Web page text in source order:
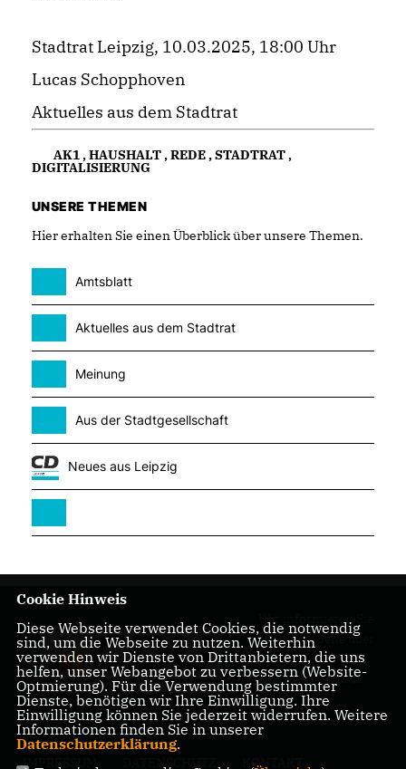
Stadtrat Leipzig, 10.03.2025, 18:00 Uhr
Lucas Schopphoven
Aktuelles aus dem Stadtrat
AK1,HAUSHALT,REDE,STADTRAT,
DIGITALISIERUNG
UNSERE THEMEN
Hier erhalten Sie einen Überblick über unsere Themen.
Amtsblatt
Aktuelles aus dem Stadtrat
Meinung
Aus der Stadtgesellschaft
Neues aus Leipzig
Wir informieren Sie
auf dieser Seite über
unsere Arbeit im
Leipziger Stadtrat.
IMPRESSUM KONTAKT
Cookie Hinweis
Diese Webseite verwendet Cookies, die notwendig
sind, um die Webseite zu nutzen. Weiterhin
verwenden wir Dienste von Drittanbietern, die uns
helfen, unser Webangebot zu verbessern (Website-
Optmierung). Für die Verwendung bestimmter
Dienste, benötigen wir Ihre Einwilligung. Ihre
Einwilligung können Sie jederzeit widerrufen. Weitere
Informationen finden Sie in unserer
Datenschutzerklärung.